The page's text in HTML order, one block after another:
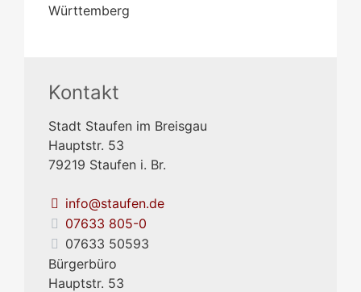
Württemberg
Kontakt
Stadt Staufen im Breisgau
Hauptstr. 53
79219 Staufen i. Br.
info@staufen.de
07633 805-0
07633 50593
Bürgerbüro
Hauptstr. 53